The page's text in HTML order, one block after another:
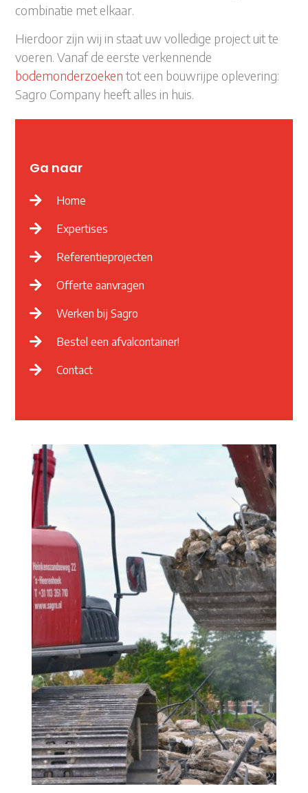
combinatie met elkaar.
Hierdoor zijn wij in staat uw volledige project uit te
voeren. Vanaf de eerste verkennende
bodemonderzoeken tot een bouwrijpe oplevering:
Sagro Company heeft alles in huis.
Ga naar
Home
Expertises
Referentieprojecten
Offerte aanvragen
Werken bij Sagro
Bestel een afvalcontainer!
Contact